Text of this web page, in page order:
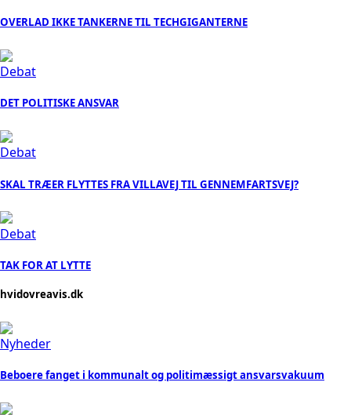
OVERLAD IKKE TANKERNE TIL TECHGIGANTERNE
Debat
DET POLITISKE ANSVAR
Debat
SKAL TRÆER FLYTTES FRA VILLAVEJ TIL GENNEMFARTSVEJ?
Debat
TAK FOR AT LYTTE
hvidovreavis.dk
Nyheder
Beboere fanget i kommunalt og politimæssigt ansvarsvakuum